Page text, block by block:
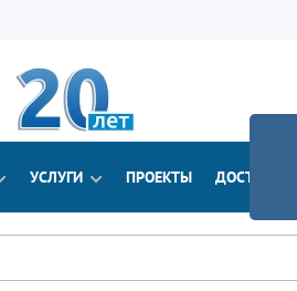
УСЛУГИ ПРОЕКТЫ ДОСТАВКА